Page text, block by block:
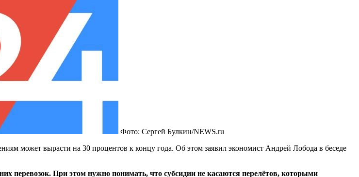
Фото: Сергей Булкин/NEWS.ru
может вырасти на 30 процентов к концу года. Об этом заявил экономист Андрей Лобода в беседе
перевозок. При этом нужно понимать, что субсидии не касаются перелётов, которыми